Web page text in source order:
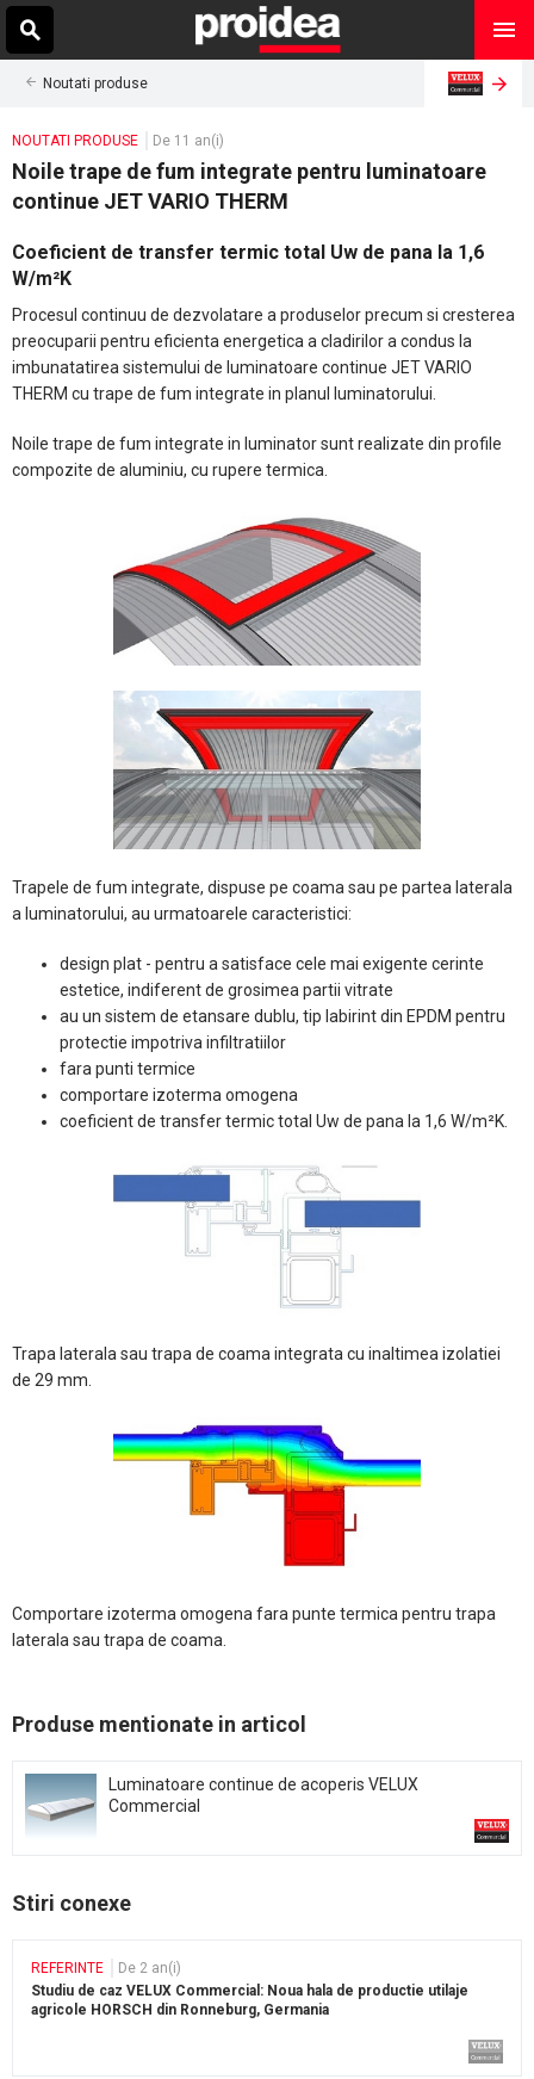
Noutati produse
NOUTATI PRODUSE De 11 an(i)
Noile trape de fum integrate pentru luminatoare
continue JET VARIO THERM
Coeficient de transfer termic total Uw de pana la 1,6
W/m²K
Procesul continuu de dezvolatare a produselor precum si cresterea
preocuparii pentru eficienta energetica a cladirilor a condus la
imbunatatirea sistemului de luminatoare continue JET VARIO
THERM cu trape de fum integrate in planul luminatorului.
Noile trape de fum integrate in luminator sunt realizate din profile
compozite de aluminiu, cu rupere termica.
Trapele de fum integrate, dispuse pe coama sau pe partea laterala
a luminatorului, au urmatoarele caracteristici:
design plat - pentru a satisface cele mai exigente cerinte
estetice, indiferent de grosimea partii vitrate
au un sistem de etansare dublu, tip labirint din EPDM pentru
protectie impotriva infiltratiilor
fara punti termice
comportare izoterma omogena
coeficient de transfer termic total Uw de pana la 1,6 W/m²K.
Trapa laterala sau trapa de coama integrata cu inaltimea izolatiei
de 29 mm.
Comportare izoterma omogena fara punte termica pentru trapa
laterala sau trapa de coama.
Produse mentionate in articol
Luminatoare continue de acoperis VELUX
Commercial
Stiri conexe
REFERINTE
De 2 an(i)
Studiu de caz VELUX Commercial: Noua hala de productie utilaje
agricole HORSCH din Ronneburg, Germania